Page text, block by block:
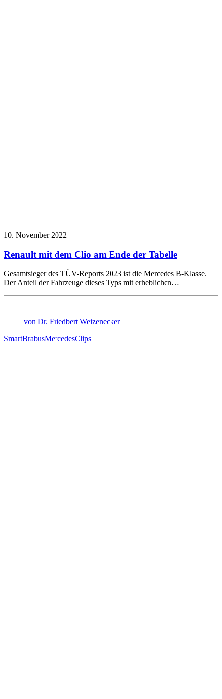
10. November 2022
Renault mit dem Clio am Ende der Tabelle
Gesamtsieger des TÜV-Reports 2023 ist die Mercedes B-Klasse.
Der Anteil der Fahrzeuge dieses Typs mit erheblichen…
von Dr. Friedbert Weizenecker
SmartBrabusMercedesClips